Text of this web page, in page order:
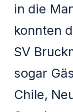
in die
konnten
SV
sogar
Chile,